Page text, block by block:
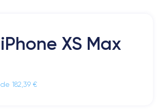
iPhone XS Max
de 182,39 €